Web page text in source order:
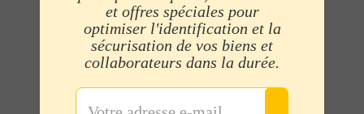
et offres spéciales pour
optimiser l'identification et la
sécurisation de vos biens et
collaborateurs dans la durée.